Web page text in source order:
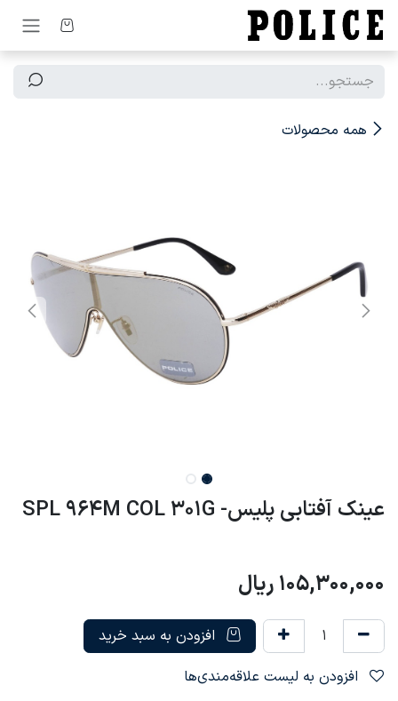
صرف نظر و مشاهده محتوا
همه محصولات
عینک آفتابی پلیس- SPL 964M COL 301G
105,300,000 ریال
افزودن به سبد خرید